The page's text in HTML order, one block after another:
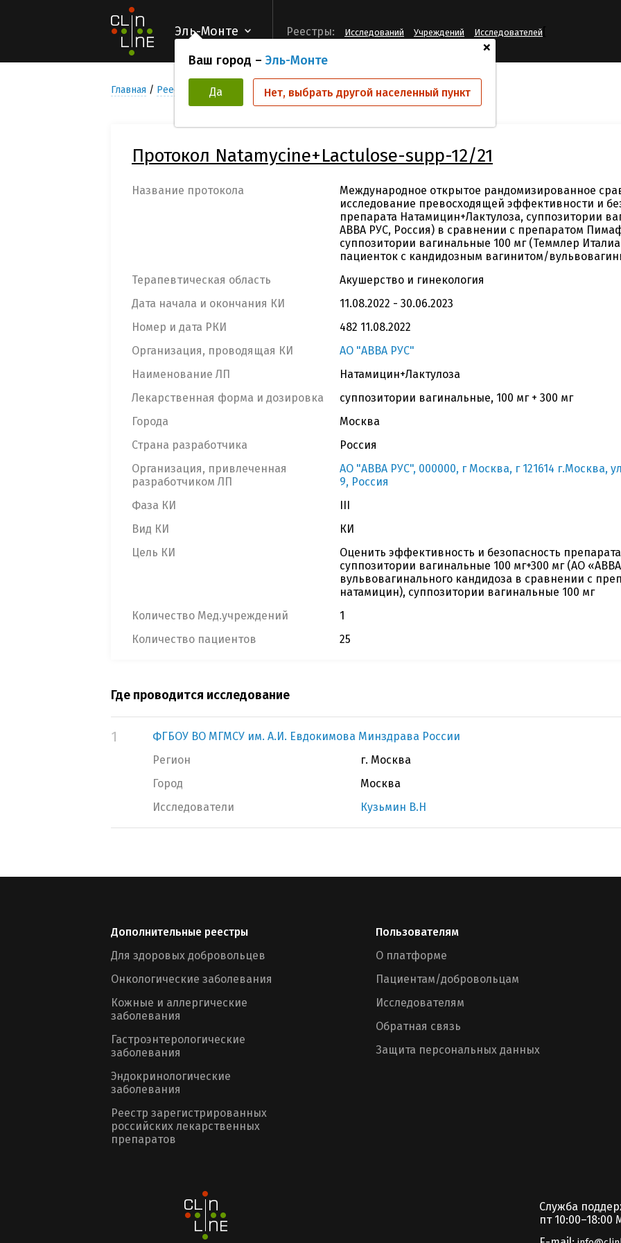
Эль-Монте
+
Ваш город – Эль-Монте
Да Нет, выбрать другой населенный пункт
Реестры: Исследований Учреждений Исследователей
Главная Реестр Клинических исследований Natamycine+Lactulose-supp-12/21
Протокол Natamycine+Lactulose-supp-12/21
Название протокола
Международное открытое рандомизированное
исследование превосходящей эффективности и
препарата Натамицин+Лактулоза, суппозитории
АВВА РУС, Россия) в сравнении с препаратом
суппозитории вагинальные 100 мг (Теммлер
пациенток с кандидозным вагинитом/
Терапевтическая область
Акушерство и гинекология
Дата начала и окончания КИ
11.08.2022 - 30.06.2023
Номер и дата РКИ
482 11.08.2022
Организация, проводящая КИ
АО "АВВА РУС"
Наименование ЛП
Натамицин+Лактулоза
Лекарственная форма и дозировка
суппозитории вагинальные, 100 мг + 300 мг
Города
Москва
Страна разработчика
Россия
Организация, привлеченная
разработчиком ЛП
АО "АВВА РУС", 000000, г Москва, г 121614 г.Москва,
9, Россия
Фаза КИ
III
Вид КИ
КИ
Цель КИ
Оценить эффективность и безопасность
суппозитории вагинальные 100 мг+300 мг (АО
вульвовагинального кандидоза в сравнении с
натамицин), суппозитории вагинальные 100 мг
Количество Мед.учреждений
1
Количество пациентов
25
Где проводится исследование
1
ФГБОУ ВО МГМСУ им. А.И. Евдокимова Минздрава России
Регион
г. Москва
Город
Москва
Исследователи
Кузьмин В.Н
Дополнительные реестры
Для здоровых добровольцев
Онкологические заболевания
Кожные и аллергические
заболевания
Гастроэнтерологические
заболевания
Эндокринологические
заболевания
Реестр зарегистрированных
российских лекарственных
препаратов
Пользователям
О платформе
Пациентам/добровольцам
Исследователям
Обратная связь
Защита персональных данных
Служба
пт 10:00–18:00